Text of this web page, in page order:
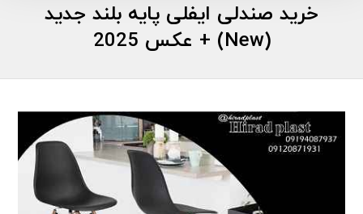
خرید صندلی ایفلی پایه بلند جدید
(New) + عکس 2025